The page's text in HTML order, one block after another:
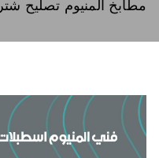
مطابخ المنيوم تصليح شتر